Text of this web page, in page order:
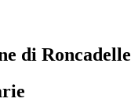
di Roncadelle